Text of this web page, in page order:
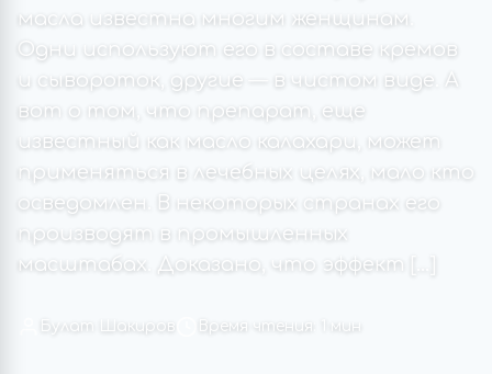
масла известна многим женщинам.
Одни используют его в составе кремов
и сывороток, другие — в чистом виде. А
вот о том, что препарат, еще
известный как масло калахари, может
применяться в лечебных целях, мало кто
осведомлен. В некоторых странах его
производят в промышленных
масштабах. Доказано, что эффект […]
Булат Шакиров Время чтения: 1 мин